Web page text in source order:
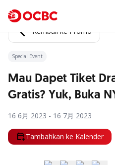
Kembali ke Promo
Special Event
Mau Dapet Tiket
Gratis? Yuk, Buka
16 6月 2023 - 16 7月 2023
Tambahkan ke Kalender